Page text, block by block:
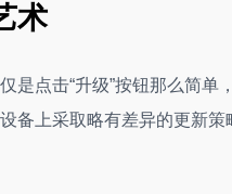
术
点击“升级”按钮那么简单
备上采取略有差异的更新